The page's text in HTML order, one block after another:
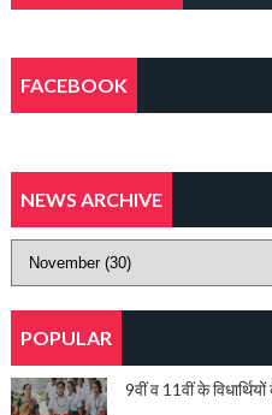
FACEBOOK
NEWS ARCHIVE
POPULAR
9वीं व 11वीं के